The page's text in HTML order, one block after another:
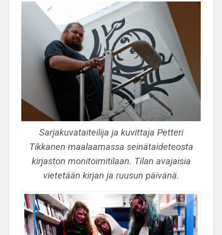
Sarjakuvataiteilija ja kuvittaja Petteri
Tikkanen maalaamassa seinätaideteosta
kirjaston monitoimitilaan. Tilan avajaisia
vietetään kirjan ja ruusun päivänä.